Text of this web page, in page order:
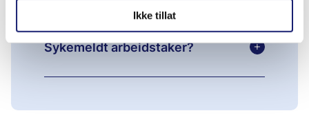
Ikke tillat
Sykemeldt arbeidstaker? +